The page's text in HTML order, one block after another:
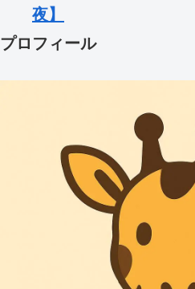
夜】
プロフィール